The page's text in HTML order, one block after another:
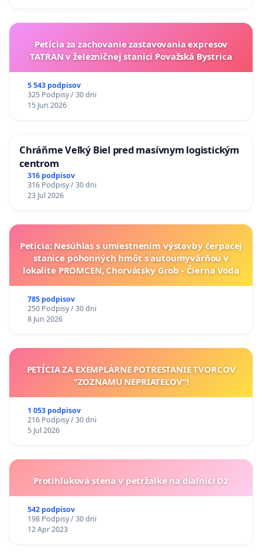
Petícia za zachovanie zastavovania expresov
TATRAN v železničnej stanici Považská Bystrica
5 543 podpisov
325 Podpisy / 30 dni
15 Jun 2026
Chráňme Veľký Biel pred masívnym logistickým
centrom
316 podpisov
316 Podpisy / 30 dni
23 Jul 2026
Petícia: Nesúhlas s umiestnením výstavby čerpacej
stanice pohonných hmôt s autoumyvárňou v
lokalite PROMCEN, Chorvátsky Grob - Čierna Voda
785 podpisov
250 Podpisy / 30 dni
8 Jun 2026
PETÍCIA ZA EXEMPLÁRNE POTRESTANIE TVORCOV
"ZOZNAMU NEPRIATEĽOV"!
1 053 podpisov
216 Podpisy / 30 dni
5 Jul 2026
Protihluková stena v petržalke na dialnici D2
542 podpisov
198 Podpisy / 30 dni
12 Apr 2023